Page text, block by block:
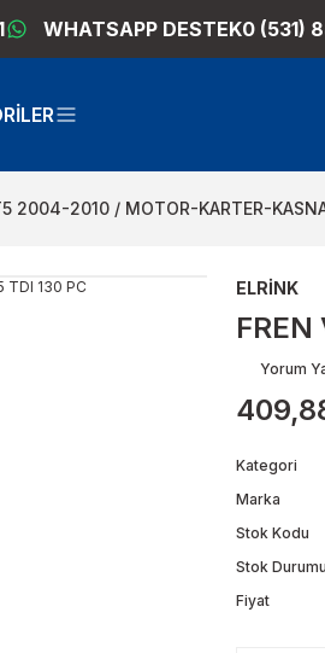
WHATSAPP DESTEK0 (531)
2004-2010 MOTOR-KARTER-
ELRİNK
Yorum
Kategori
Marka
Stok Kodu
Stok Durumu
Fiyat